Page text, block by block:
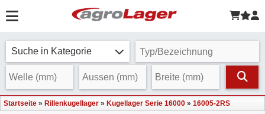
Suche in Kategorie
Startseite » Rillenkugellager » Kugellager Serie 16000 » 16005-2RS